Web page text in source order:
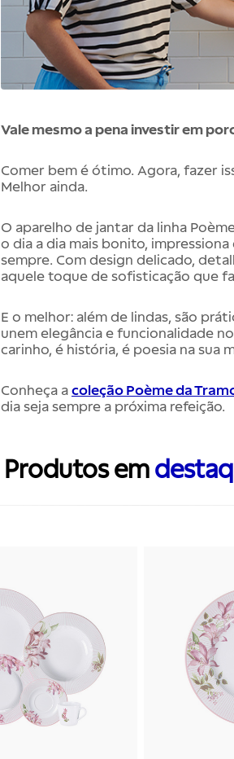
Vale mesmo a pena investir em
Comer bem é ótimo. Agora, fazer
Melhor ainda.
O aparelho de jantar da linha
o dia a dia mais bonito,
sempre. Com design delicado,
aquele toque de sofisticação que
E o melhor: além de lindas, são
unem elegância e funcionalidade
carinho, é história, é poesia na sua
Conheça a coleção Poème da
dia seja sempre a próxima refeição.
Produtos em